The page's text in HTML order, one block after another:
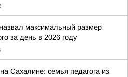
максимальный размер
за день в 2026 году
Сахалине: семья педагога из